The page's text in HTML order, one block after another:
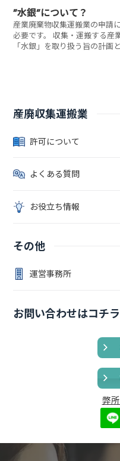
す。 ここでは、この財務状態
「債務超過」の状態である場
いたします。
”水銀”について？
産業廃棄物収集運搬業の申請
必要です。 収集・運搬する産
「水銀」を取り扱う旨の計画
産廃収集運搬業
許可について
よくある質問
お役立ち情報
その他
運営事務所
お問い合わせはコチラ
弊